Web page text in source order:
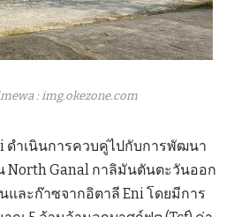
: img.okezone.com
ดำเนินการควบคู่ไปกับการพัฒนา
North Ganal กาลิมันตันตะวันออก
ละก๊าซจากอิตาลี Eni โดยมีการ